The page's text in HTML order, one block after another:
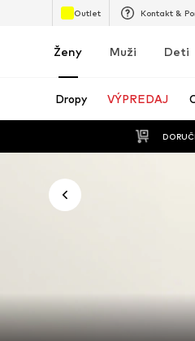
Outlet Kontakt &
Ženy Muži Deti
Dropy VÝPREDAJ